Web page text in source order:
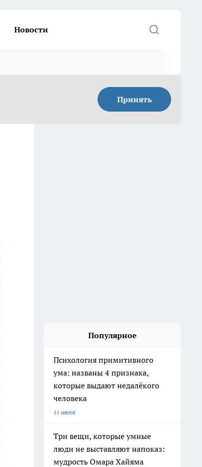
Новости
Принять
Популярное
Психология примитивного
ума: названы 4 признака,
которые выдают недалёкого
человека
11 июля
Три вещи, которые умные
люди не выставляют напоказ:
мудрость Омара Хайяма